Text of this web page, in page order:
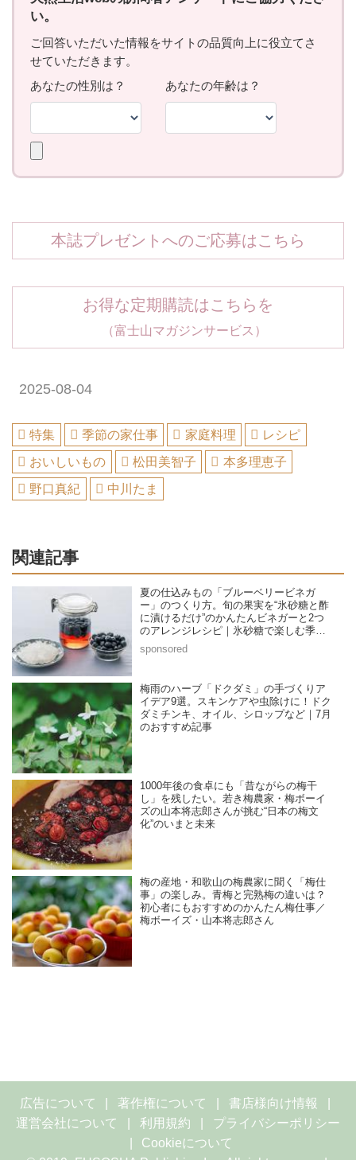
本誌プレゼントへのご応募はこちら
お得な定期購読はこちらを
（富士山マガジンサービス）
2025-08-04
特集 季節の家仕事 家庭料理
レシピ
おいしいもの
松田美智子
本多理恵子
野口真紀
中川たま
関連記事
夏の仕込みもの「ブルーベリービネガ
ー」のつくり方。旬の果実を“氷砂糖と酢
に漬けるだけ”のかんたんビネガーと2つ
のアレンジレシピ｜氷砂糖で楽しむ季節
の家仕事／榎本美沙さん
梅雨のハーブ「ドクダミ」の手づくりア
イデア9選。スキンケアや虫除けに！ドク
ダミチンキ、オイル、シロップなど｜7月
のおすすめ記事
1000年後の食卓にも「昔ながらの梅干
し」を残したい。若き梅農家・梅ボーイ
ズの山本将志郎さんが挑む“日本の梅文
化”のいまと未来
梅の産地・和歌山の梅農家に聞く「梅仕
事」の楽しみ。青梅と完熟梅の違いは？
初心者にもおすすめのかんたん梅仕事／
梅ボーイズ・山本将志郎さん
広告について 著作権について
書店様向け情報
運営会社について
利用規約
プライバシーポリシー
Cookieについて